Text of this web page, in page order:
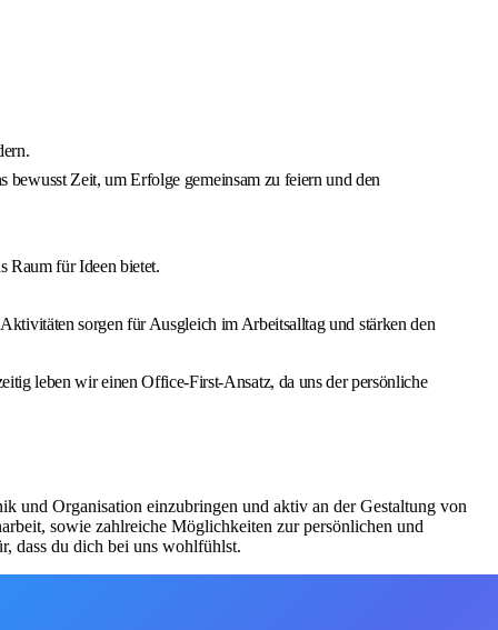
bewusst Zeit, um Erfolge gemeinsam zu feiern und den
Raum für Ideen bietet.
sorgen für Ausgleich im Arbeitsalltag und stärken den
leben wir einen Office‑First‑Ansatz, da uns der persönliche
und Organisation einzubringen und aktiv an der Gestaltung von
sowie zahlreiche Möglichkeiten zur persönlichen und
dass du dich bei uns wohlfühlst.